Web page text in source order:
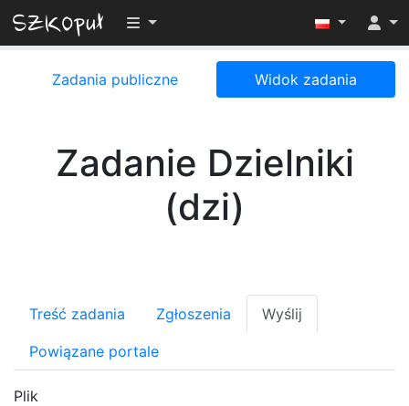
Przełącz widoczność menu
Zadania publiczne Widok zadania
Zadanie Dzielniki
(dzi)
Treść zadania Zgłoszenia Wyślij
Powiązane portale
Plik